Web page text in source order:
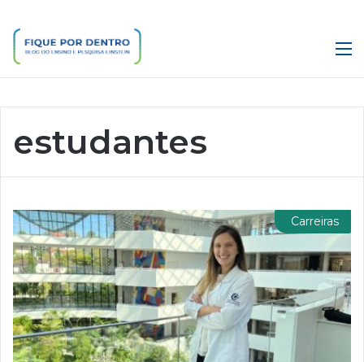
estudantes
Carreiras